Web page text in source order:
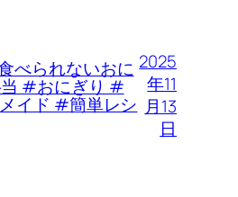
べられないおに
#おにぎり #
イド #簡単レシ
2025
年11
月13
日